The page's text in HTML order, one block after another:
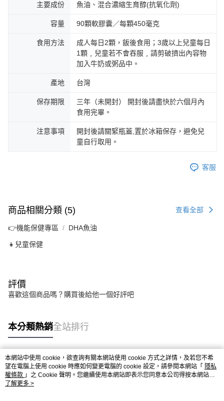
主要成份 魚油、混合濃縮生育醇(抗氧化劑)
容量 90顆軟膠囊／每顆450毫克
食用方法
成人每日2顆，飯後食用；3歲以上兒童每日
1顆﹐兒童若不會吞服﹐請剪破擠出內容物
加入牛奶或粥品中。
產地 台灣
保存期限
三年（未開封） 開封後請盡快於六個月內
食用完畢。
注意事項
開封後請關緊瓶蓋,置於冰箱保存，避免兒
童自行取用。
客服
商品相關分類 (5) 查看全部
👉機能保健專區 DHA魚油
👧兒童保健
評價
喜歡這個商品嗎？購買後給他一個好評吧
本分類熱銷全站排行
熱門標籤
本網站中使用 cookie，欲查詢有關本網站使用 cookie 方式之詳情，及若您不希
望在電腦上使用 cookie 時應如何變更電腦的 cookie 設定，請參閱本網站「 隱私
權條款 」之 Cookie 聲明。您繼續使用本網站即表示您同意本公司得按本網站使
用條款之 Cookie 聲明使用 cookie。
了解更多 >